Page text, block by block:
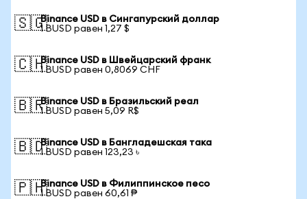
🇸🇬Binance USD в Сингапурский доллар
1 BUSD равен 1,27 $
🇨🇭Binance USD в Швейцарский франк
1 BUSD равен 0,8069 CHF
🇧🇷Binance USD в Бразильский реал
1 BUSD равен 5,09 R$
🇧🇩Binance USD в Бангладешская така
1 BUSD равен 123,23 ৳
🇵🇭Binance USD в Филиппинское песо
1 BUSD равен 60,61 ₱